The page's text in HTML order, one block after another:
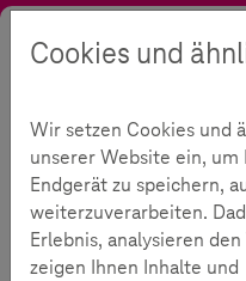
Fakten, Fakten, Fake, Fakten
Fakten,
406
Cookies und
Wir setzen Cookies und
unserer Website ein,
Endgerät zu speichern,
weiterzuverarbeiten.
Erlebnis, analysieren
zeigen Ihnen Inhalte und